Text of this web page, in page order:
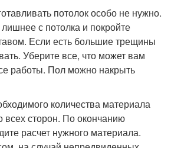
потолок особо не нужно.
с потолка и покройте
Если есть большие трещины
Уберите все, что может вам
работы. Пол можно накрыть
количества материала
всех сторон. По окончанию
расчет нужного материала.